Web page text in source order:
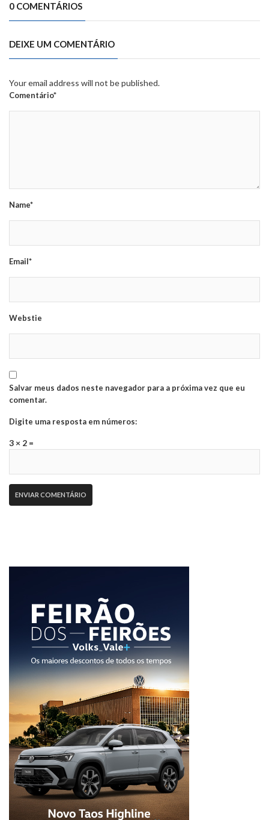
0 COMENTÁRIOS
DEIXE UM COMENTÁRIO
Your email address will not be published.
Comentário*
Name*
Email*
Webstie
Salvar meus dados neste navegador para a próxima vez que eu
comentar.
Digite uma resposta em números:
3 × 2 =